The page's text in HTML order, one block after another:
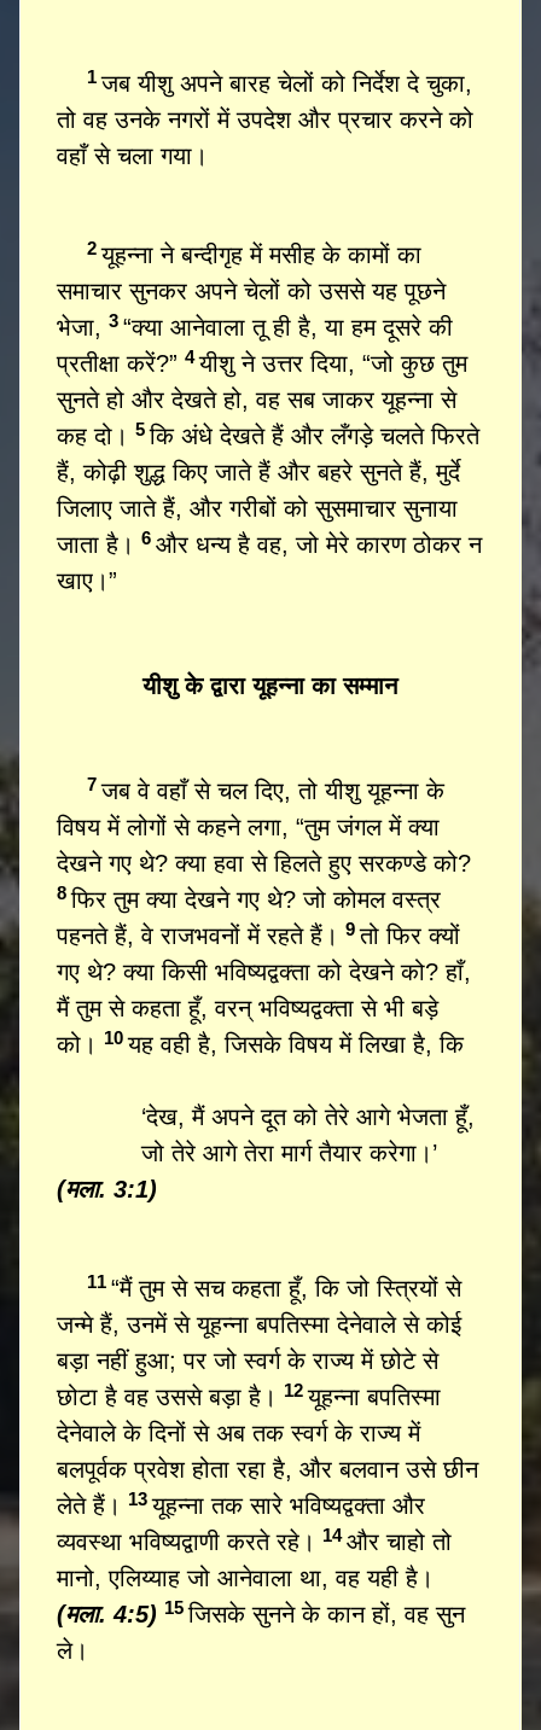
1जब यीशु अपने बारह चेलों को निर्देश दे चुका,
तो वह उनके नगरों में उपदेश और प्रचार करने को
वहाँ से चला गया।
2यूहन्ना ने बन्दीगृह में मसीह के कामों का
समाचार सुनकर अपने चेलों को उससे यह पूछने
भेजा,3“क्या आनेवाला तू ही है, या हम दूसरे की
प्रतीक्षा करें?”4यीशु ने उत्तर दिया, “जो कुछ तुम
सुनते हो और देखते हो, वह सब जाकर यूहन्ना से
कह दो।5कि अंधे देखते हैं और लँगड़े चलते फिरते
हैं, कोढ़ी शुद्ध किए जाते हैं और बहरे सुनते हैं, मुर्दे
जिलाए जाते हैं, और गरीबों को सुसमाचार सुनाया
जाता है।6 और धन्य है वह, जो मेरे कारण ठोकर न
खाए।”
यीशु के द्वारा यूहन्ना का सम्मान
7जब वे वहाँ से चल दिए, तो यीशु यूहन्ना के
विषय में लोगों से कहने लगा, “तुम जंगल में क्या
देखने गए थे? क्या हवा से हिलते हुए सरकण्डे को?
8फिर तुम क्या देखने गए थे? जो कोमल वस्त्र
पहनते हैं, वे राजभवनों में रहते हैं।9तो फिर क्यों
गए थे? क्या किसी भविष्यद्वक्ता को देखने को? हाँ,
मैं तुम से कहता हूँ, वरन् भविष्यद्वक्ता से भी बड़े
को।
10यह वही है, जिसके विषय में लिखा है, कि
‘देख, मैं अपने दूत को तेरे आगे भेजता हूँ,
जो तेरे आगे तेरा मार्ग तैयार करेगा।’
(मला. 3:1)
11“मैं तुम से सच कहता हूँ, कि जो स्त्रियों से
जन्मे हैं, उनमें से यूहन्ना बपतिस्मा देनेवाले से कोई
बड़ा नहीं हुआ; पर जो स्वर्ग के राज्य में छोटे से
छोटा है वह उससे बड़ा है।
12यूहन्ना बपतिस्मा
देनेवाले के दिनों से अब तक स्वर्ग के राज्य में
बलपूर्वक प्रवेश होता रहा है, और बलवान उसे छीन
लेते हैं।
13यूहन्ना तक सारे भविष्यद्वक्ता और
व्यवस्था भविष्यद्वाणी करते रहे।
14 और चाहो तो
मानो, एलिय्याह जो आनेवाला था, वह यही है।
(मला. 4:5) 15जिसके सुनने के कान हों, वह सुन
ले।